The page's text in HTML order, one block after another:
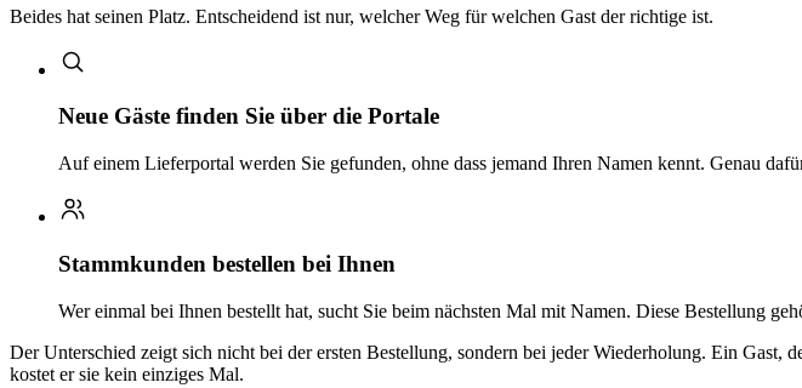
Beides hat seinen Platz. Entscheidend ist nur, welcher Weg für welchen Gast der richtige ist.
Neue Gäste finden Sie über die Portale
Auf einem Lieferportal werden Sie gefunden, ohne dass jemand Ihren Namen kennt. Genau
Stammkunden bestellen bei Ihnen
Wer einmal bei Ihnen bestellt hat, sucht Sie beim nächsten Mal mit Namen. Diese Bestellung
Der Unterschied zeigt sich nicht bei der ersten Bestellung, sondern bei jeder Wiederholung. Ein
kostet er sie kein einziges Mal.